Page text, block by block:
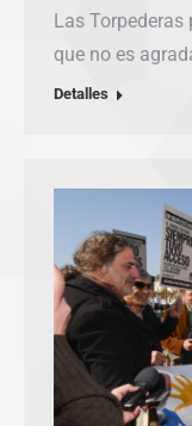
Las
que no es
Detalles